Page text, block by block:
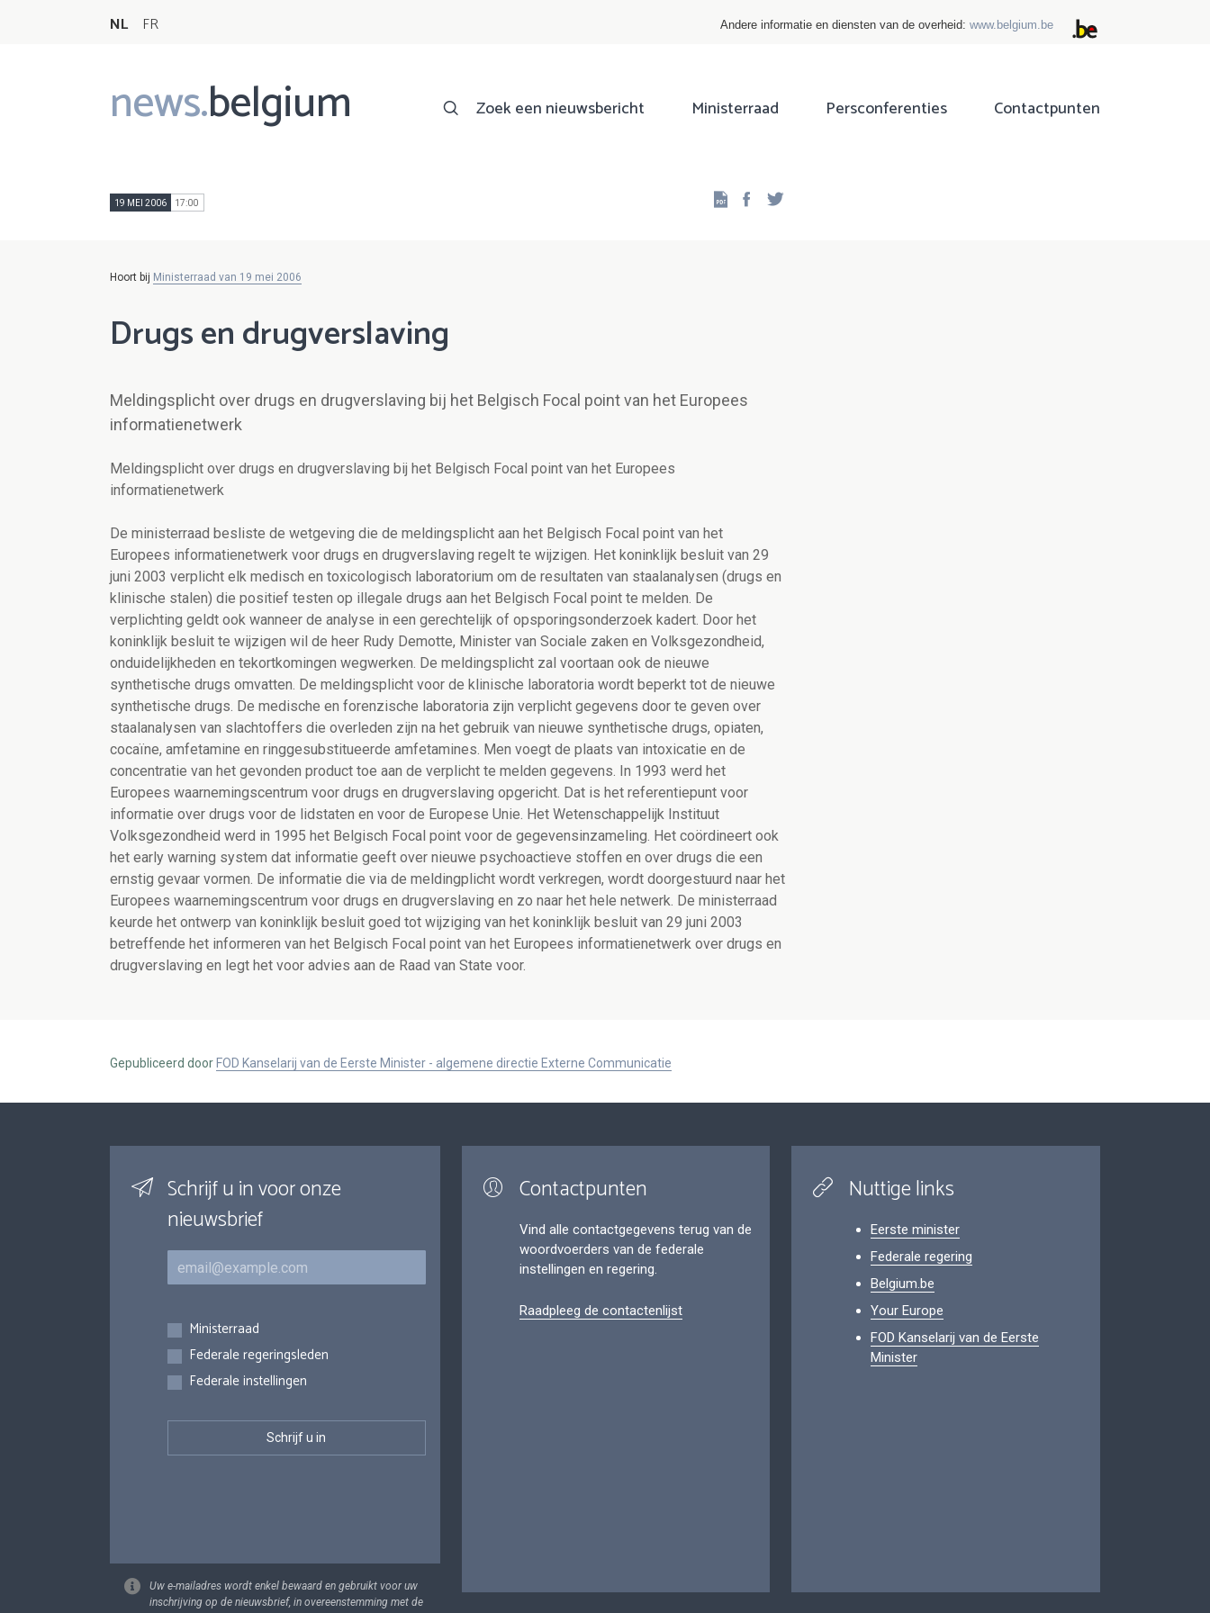
NL FR Andere informatie en diensten van de overheid: www.belgium.be
news.belgium
Main
navigation
Zoek een nieuwsbericht Ministerraad Persconferenties Contactpunten
19 MEI 2006 17:00 Facebook
Hoort bij Ministerraad van 19 mei 2006
Drugs en drugverslaving
Meldingsplicht over drugs en drugverslaving bij het Belgisch Focal point van het Europees
informatienetwerk
Meldingsplicht over drugs en drugverslaving bij het Belgisch Focal point van het Europees
informatienetwerk
De ministerraad besliste de wetgeving die de meldingsplicht aan het Belgisch Focal point van het
Europees informatienetwerk voor drugs en drugverslaving regelt te wijzigen. Het koninklijk besluit van 29
juni 2003 verplicht elk medisch en toxicologisch laboratorium om de resultaten van staalanalysen (drugs en
klinische stalen) die positief testen op illegale drugs aan het Belgisch Focal point te melden. De
verplichting geldt ook wanneer de analyse in een gerechtelijk of opsporingsonderzoek kadert. Door het
koninklijk besluit te wijzigen wil de heer Rudy Demotte, Minister van Sociale zaken en Volksgezondheid,
onduidelijkheden en tekortkomingen wegwerken. De meldingsplicht zal voortaan ook de nieuwe
synthetische drugs omvatten. De meldingsplicht voor de klinische laboratoria wordt beperkt tot de nieuwe
synthetische drugs. De medische en forenzische laboratoria zijn verplicht gegevens door te geven over
staalanalysen van slachtoffers die overleden zijn na het gebruik van nieuwe synthetische drugs, opiaten,
cocaïne, amfetamine en ringgesubstitueerde amfetamines. Men voegt de plaats van intoxicatie en de
concentratie van het gevonden product toe aan de verplicht te melden gegevens. In 1993 werd het
Europees waarnemingscentrum voor drugs en drugverslaving opgericht. Dat is het referentiepunt voor
informatie over drugs voor de lidstaten en voor de Europese Unie. Het Wetenschappelijk Instituut
Volksgezondheid werd in 1995 het Belgisch Focal point voor de gegevensinzameling. Het coördineert ook
het early warning system dat informatie geeft over nieuwe psychoactieve stoffen en over drugs die een
ernstig gevaar vormen. De informatie die via de meldingplicht wordt verkregen, wordt doorgestuurd naar het
Europees waarnemingscentrum voor drugs en drugverslaving en zo naar het hele netwerk. De ministerraad
keurde het ontwerp van koninklijk besluit goed tot wijziging van het koninklijk besluit van 29 juni 2003
betreffende het informeren van het Belgisch Focal point van het Europees informatienetwerk over drugs en
drugverslaving en legt het voor advies aan de Raad van State voor.
Gepubliceerd door FOD Kanselarij van de Eerste Minister - algemene directie Externe Communicatie
Schrijf u in voor onze
nieuwsbrief
E-mail
Inschrijvingen
Ministerraad
Federale regeringsleden
Federale instellingen
Uw e-mailadres wordt enkel bewaard en gebruikt voor uw
inschrijving op de nieuwsbrief, in overeenstemming met de
Contactpunten
Vind alle contactgegevens terug van de
woordvoerders van de federale
instellingen en regering.
Raadpleeg de contactenlijst
Nuttige links
Eerste minister
Federale regering
Belgium.be
Your Europe
FOD Kanselarij van de Eerste
Minister